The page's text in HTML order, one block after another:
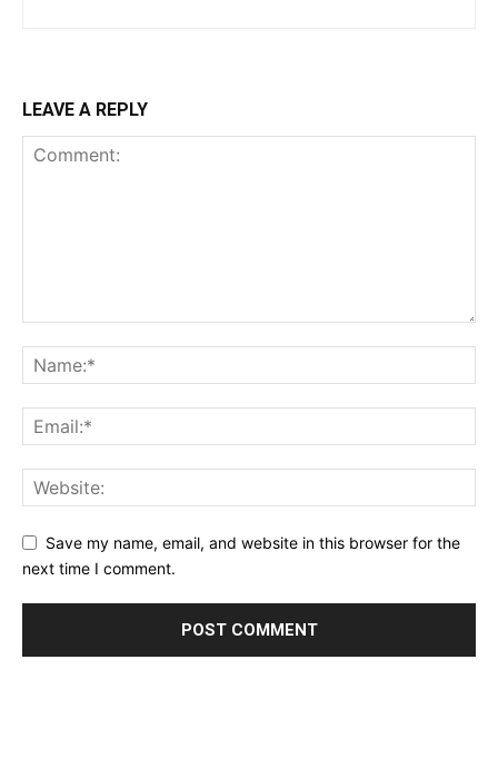
LEAVE A REPLY
Save my name, email, and website in this browser for the
next time I comment.